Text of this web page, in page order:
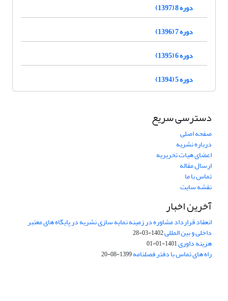
دوره 8 (1397)
دوره 7 (1396)
دوره 6 (1395)
دوره 5 (1394)
دسترسی سریع
صفحه اصلی
درباره نشریه
اعضای هیات تحریریه
ارسال مقاله
تماس با ما
نقشه سایت
آخرین اخبار
انعقاد قرارداد مشاوره در زمینه نمایه سازی نشریه در پایگاه های معتبر
داخلی و بین المللی1402-03-28
هزینه داوری1401-01-01
راه های تماس با دفتر فصلنامه1399-08-20